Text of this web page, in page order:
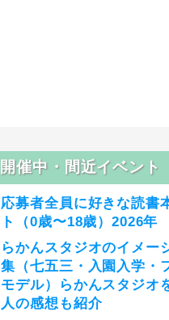
開催中・間近イベント
応募者全員に好きな読書
ト（0歳〜18歳）2026年
らかんスタジオのイメー
集（七五三・入園入学・
モデル）らかんスタジオ
人の感想も紹介